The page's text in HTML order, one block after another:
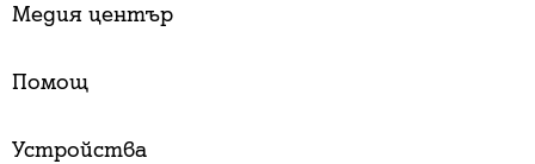
Медия център
Помощ
Устройства